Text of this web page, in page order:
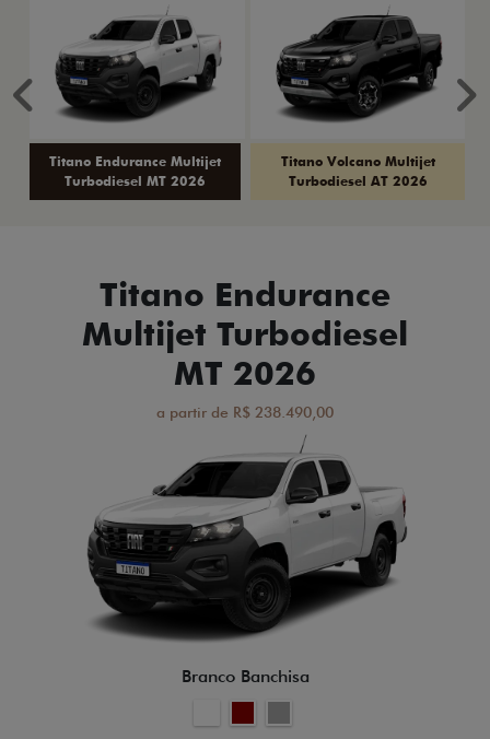
Titano Endurance Multijet
Turbodiesel MT 2026
Titano Volcano Multijet
Turbodiesel AT 2026
Anterior
Titano Endurance
Multijet Turbodiesel
MT 2026
a partir de R$ 238.490,00
Branco Banchisa